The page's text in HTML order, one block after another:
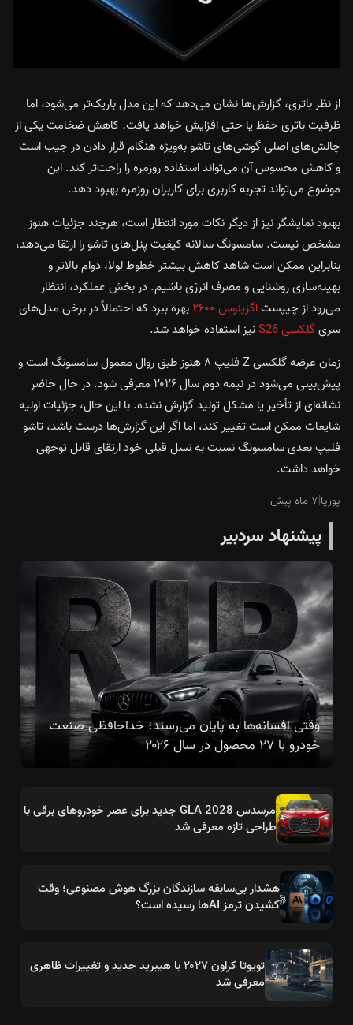
از نظر باتری، گزارش‌ها نشان می‌دهد که این مدل باریک‌تر می‌شود، اما
ظرفیت باتری حفظ یا حتی افزایش خواهد یافت. کاهش ضخامت یکی از
چالش‌های اصلی گوشی‌های تاشو به‌ویژه هنگام قرار دادن در جیب است
و کاهش محسوس آن می‌تواند استفاده روزمره را راحت‌تر کند. این
موضوع می‌تواند تجربه کاربری برای کاربران روزمره بهبود دهد.
بهبود نمایشگر نیز از دیگر نکات مورد انتظار است، هرچند جزئیات هنوز
مشخص نیست. سامسونگ سالانه کیفیت پنل‌های تاشو را ارتقا می‌دهد،
بنابراین ممکن است شاهد کاهش بیشتر خطوط لولا، دوام بالاتر و
بهینه‌سازی روشنایی و مصرف انرژی باشیم. در بخش عملکرد، انتظار
می‌رود از چیپستاگزینوس ۲۶۰۰
بهره ببرد که احتمالاً در برخی مدل‌های
سریگلکسی S26
نیز استفاده خواهد شد.
زمان عرضه گلکسی Z فلیپ ۸ هنوز طبق روال معمول سامسونگ است و
پیش‌بینی می‌شود در نیمه دوم سال ۲۰۲۶ معرفی شود. در حال حاضر
نشانه‌ای از تأخیر یا مشکل تولید گزارش نشده. با این حال، جزئیات اولیه
شایعات ممکن است تغییر کند، اما اگر این گزارش‌ها درست باشد، تاشو
فلیپ بعدی سامسونگ نسبت به نسل قبلی خود ارتقای قابل توجهی
خواهد داشت.
پوریا|۷ ماه پیش
پیشنهاد سردبیر
وقتی افسانه‌ها به پایان می‌رسند؛ خداحافظی صنعت
خودرو با ۲۷ محصول در سال ۲۰۲۶
مرسدس GLA 2028 جدید برای عصر خودروهای برقی با
طراحی تازه معرفی شد
هشدار بی‌سابقه سازندگان بزرگ هوش مصنوعی؛ وقت
کشیدن ترمز AIها رسیده است؟
تویوتا کراون ۲۰۲۷ با هیبرید جدید و تغییرات ظاهری
معرفی شد